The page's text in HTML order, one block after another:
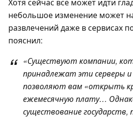
небольшое изменение может
развлечений даже в сервисах
пояснил:
«Существуют компании,
принадлежат эти серверы
позволяют вам «открыть
ежемесячную плату…
существование государств,